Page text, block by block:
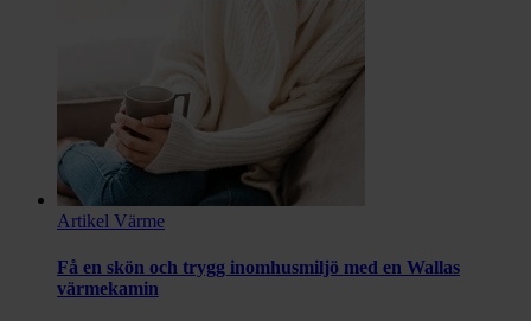
Artikel Värme
Få en skön och trygg inomhusmiljö med en Wallas
värmekamin